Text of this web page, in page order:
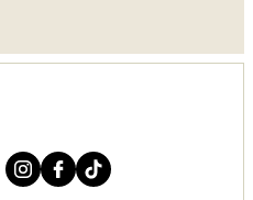
Instagram
Facebook
TikTok